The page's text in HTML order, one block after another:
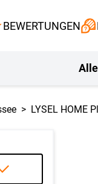
BEWERTUNGEN
LYSEL HOME